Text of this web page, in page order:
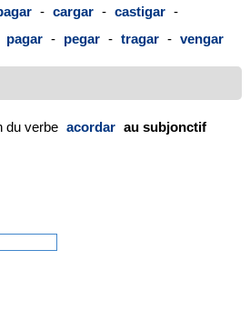
- cargar - castigar -
pagar - pegar - tragar - vengar
du verbe acordar au subjonctif